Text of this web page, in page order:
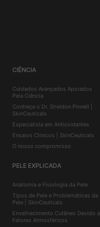
CIÊNCIA
Cuidados Avançados Apoiados
Pela Ciência
Conheça o Dr. Sheldon Pinnell |
SkinCeuticals
Especialista em Antioxidantes
Ensaios Clínicos | SkinCeuticals
O nosso compromisso
PELE EXPLICADA
Anatomia e Fisiologia da Pele
Tipos de Pele e Problemáticas da
Pele | SkinCeuticals
Envelhecimento Cutâneo Devido a
Fatores Atmosféricos